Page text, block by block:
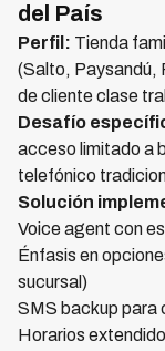
del País
Perfil: Tienda
(Salto, Paysandú,
de cliente clase
Desafío
acceso limitado a
telefónico
Solución
Voice agent con
Énfasis en
sucursal)
SMS backup para
Horarios